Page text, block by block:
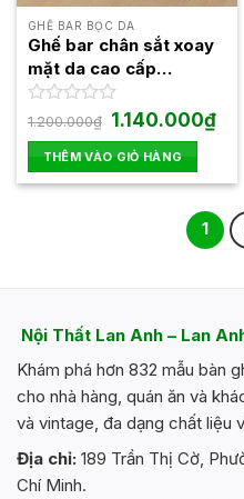
GHẾ BAR BỌC DA
Ghế bar chân sắt xoay
mặt da cao cấp
LADP26
Được
hạng
0
5
1.200.000₫ Giá
gốc
là:
1.200.000₫.
1.140.000₫Giá
hiện
THÊM VÀO GIỎ HÀNG
1
Nội Thất Lan Anh – Lan
Khám phá hơn 832 mẫu bàn
cho nhà hàng, quán ăn và
và vintage, đa dạng chất liệu
Địa chỉ: 189 Trần Thị Cờ,
Chí Minh.